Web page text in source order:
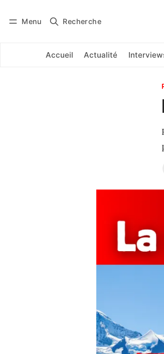
Menu Recherche
Accueil Actualité
Se connecter